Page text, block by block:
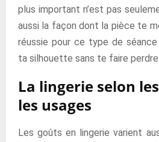
plus important n’est pas
aussi la façon dont la pièce te
réussie pour ce type de
ta silhouette sans te faire
La lingerie selon
les usages
Les goûts en lingerie varient